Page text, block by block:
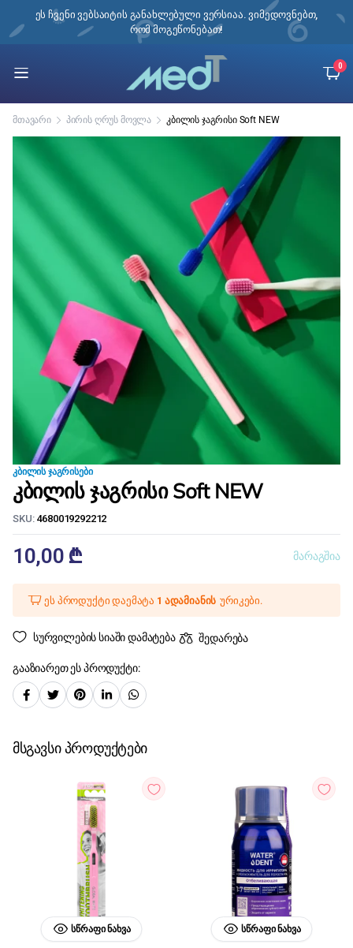
ეს ჩვენი ვებსაიტის განახლებული ვერსიაა. ვიმედოვნებთ,
რომ მოგეწონებათ!
0
მთავარი პირის ღრუს მოვლა კბილის ჯაგრისი Soft NEW
ᲙᲑᲘᲚᲘᲡ ᲯᲐᲒᲠᲘᲡᲔᲑᲘ
კბილის ჯაგრისი Soft NEW
SKU: 4680019292212
10,00 ₾ მარაგშია
ეს პროდუქტი დაემატა 1 ადამიანის ურიკები.
სურვილების სიაში დამატება შედარება
გააზიარეთ ეს პროდუქტი:
მსგავსი პროდუქტები
ᲡᲬᲠᲐᲤᲘ ᲜᲐᲮᲕᲐ ᲡᲬᲠᲐᲤᲘ ᲜᲐᲮᲕᲐ